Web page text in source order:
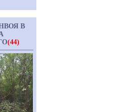
В
(44)